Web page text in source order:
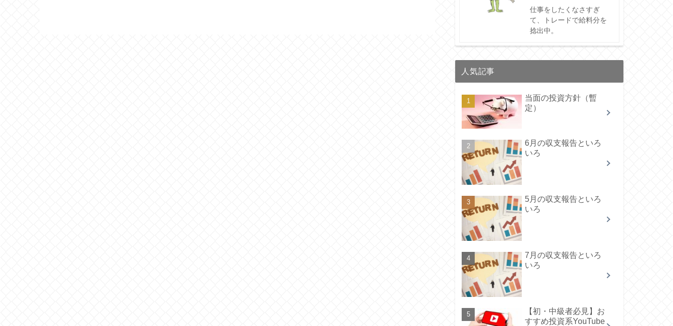
仕事をしたくなさすぎ
て、トレードで給料分を
捻出中。
人気記事
当面の投資方針（暫
定）
6月の収支報告といろ
いろ
5月の収支報告といろ
いろ
7月の収支報告といろ
いろ
【初・中級者必見】お
すすめ投資系YouTube